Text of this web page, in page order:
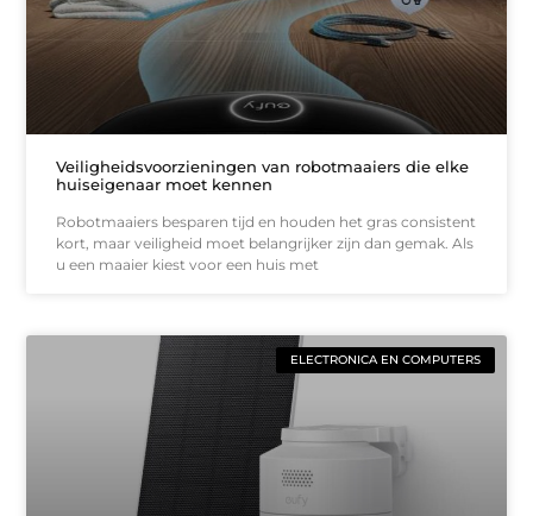
Veiligheidsvoorzieningen van robotmaaiers die elke
huiseigenaar moet kennen
Robotmaaiers besparen tijd en houden het gras consistent
kort, maar veiligheid moet belangrijker zijn dan gemak. Als
u een maaier kiest voor een huis met
ELECTRONICA EN COMPUTERS